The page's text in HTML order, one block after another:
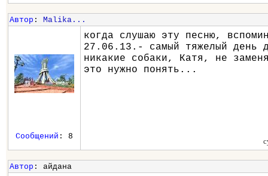
Автор : Malika...
когда слушаю эту песню,
27.06.13.- самый тяжелый день
никакие собаки, Катя, не
это нужно понять...
Сообщений : 8
Автор : айдана